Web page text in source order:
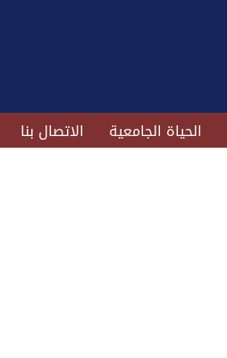
الحياة الجامعية الاتصال بنا